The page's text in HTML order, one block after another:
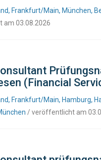
Frankfurt/Main, München,
03.08.2026
(Financial
Frankfurt/Main, Hamburg,
/ veröffentlicht am